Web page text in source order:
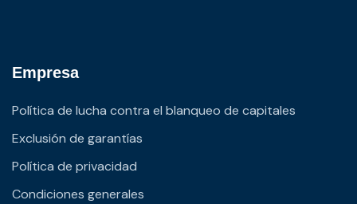
Empresa
Política de lucha contra el blanqueo de capitales
Exclusión de garantías
Política de privacidad
Condiciones generales